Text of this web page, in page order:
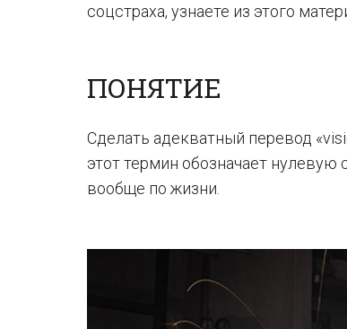
соцстраха, узнаете из этого
ПОНЯТИЕ
Сделать адекватный перевод
этот термин обозначает
вообще по жизни.